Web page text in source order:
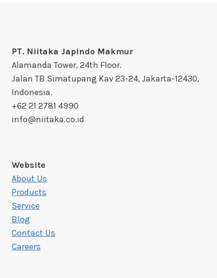
PT. Niitaka Japindo Makmur
Alamanda Tower, 24th Floor.
Jalan TB Simatupang Kav 23-24, Jakarta-12430,
Indonesia.
+62 21 2781 4990
info@niitaka.co.id
Website
About Us
Products
Service
Blog
Contact Us
Careers